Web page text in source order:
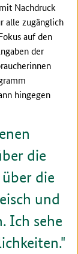
Nachdruck
alle zugänglich
auf den
der
hingegen
die
die
und
Ich sehe